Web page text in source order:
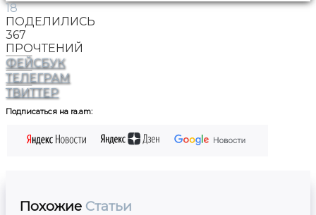
18
ПОДЕЛИЛИСЬ
367
ПРОЧТЕНИЙ
ФЕЙСБУК
ТЕЛЕГРАМ
ТВИТТЕР
Подписаться на ra.am:
Похожие Статьи